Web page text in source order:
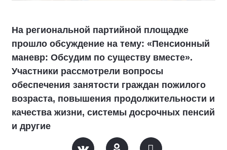
На региональной партийной площадке
прошло обсуждение на тему: «Пенсионный
маневр: Обсудим по существу вместе».
Участники рассмотрели вопросы
обеспечения занятости граждан пожилого
возраста, повышения продолжительности и
качества жизни, системы досрочных пенсий
и другие